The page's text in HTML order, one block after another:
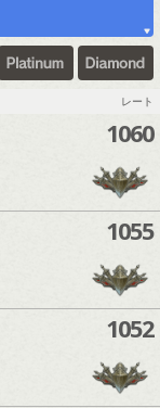
レート
1060
1055
1052